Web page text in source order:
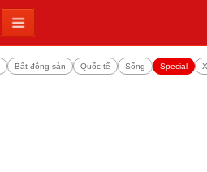
Bất động sản Quốc tế Sống Special